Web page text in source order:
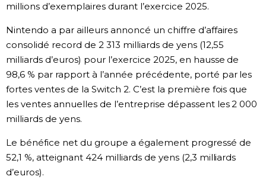
En plus
Données
Séries
Chroniques
official SNS
millions d’exemplaires durant l’exercice 2025.
Nintendo a par ailleurs annoncé un chiffre d’affaires
consolidé record de 2 313 milliards de yens (12,55
milliards d’euros) pour l’exercice 2025, en hausse de
98,6 % par rapport à l’année précédente, porté par les
fortes ventes de la Switch 2. C’est la première fois que
les ventes annuelles de l’entreprise dépassent les 2 000
milliards de yens.
Le bénéfice net du groupe a également progressé de
52,1 %, atteignant 424 milliards de yens (2,3 milliards
d’euros).